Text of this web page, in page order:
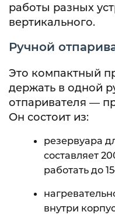
работы разных
вертикального.
Ручной
Это компактный
держать в одной
отпаривателя —
Он состоит из:
резервуара
составляет
работать до
внутри